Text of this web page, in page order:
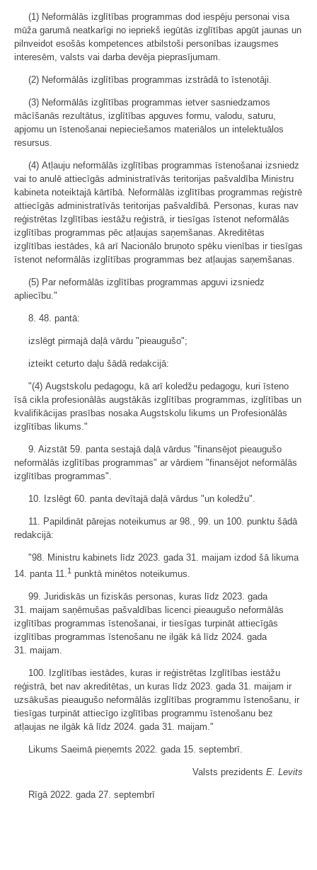
(1) Neformālās izglītības programmas dod iespēju personai visa
mūža garumā neatkarīgi no iepriekš iegūtās izglītības apgūt jaunas un
pilnveidot esošās kompetences atbilstoši personības izaugsmes
interesēm, valsts vai darba devēja pieprasījumam.
(2) Neformālās izglītības programmas izstrādā to īstenotāji.
(3) Neformālās izglītības programmas ietver sasniedzamos
mācīšanās rezultātus, izglītības apguves formu, valodu, saturu,
apjomu un īstenošanai nepieciešamos materiālos un intelektuālos
resursus.
(4) Atļauju neformālās izglītības programmas īstenošanai izsniedz
vai to anulē attiecīgās administratīvās teritorijas pašvaldība Ministru
kabineta noteiktajā kārtībā. Neformālās izglītības programmas reģistrē
attiecīgās administratīvās teritorijas pašvaldībā. Personas, kuras nav
reģistrētas Izglītības iestāžu reģistrā, ir tiesīgas īstenot neformālās
izglītības programmas pēc atļaujas saņemšanas. Akreditētas
izglītības iestādes, kā arī Nacionālo bruņoto spēku vienības ir tiesīgas
īstenot neformālās izglītības programmas bez atļaujas saņemšanas.
(5) Par neformālās izglītības programmas apguvi izsniedz
apliecību."
8. 48. pantā:
izslēgt pirmajā daļā vārdu "pieaugušo";
izteikt ceturto daļu šādā redakcijā:
"(4) Augstskolu pedagogu, kā arī koledžu pedagogu, kuri īsteno
īsā cikla profesionālās augstākās izglītības programmas, izglītības un
kvalifikācijas prasības nosaka Augstskolu likums un Profesionālās
izglītības likums."
9. Aizstāt 59. panta sestajā daļā vārdus "finansējot pieaugušo
neformālās izglītības programmas" ar vārdiem "finansējot neformālās
izglītības programmas".
10. Izslēgt 60. panta devītajā daļā vārdus "un koledžu".
11. Papildināt pārejas noteikumus ar 98., 99. un 100. punktu šādā
redakcijā:
"98. Ministru kabinets līdz 2023. gada 31. maijam izdod šā likuma
14. panta 11.1 punktā minētos noteikumus.
99. Juridiskās un fiziskās personas, kuras līdz 2023. gada
31. maijam saņēmušas pašvaldības licenci pieaugušo neformālās
izglītības programmas īstenošanai, ir tiesīgas turpināt attiecīgās
izglītības programmas īstenošanu ne ilgāk kā līdz 2024. gada
31. maijam.
100. Izglītības iestādes, kuras ir reģistrētas Izglītības iestāžu
reģistrā, bet nav akreditētas, un kuras līdz 2023. gada 31. maijam ir
uzsākušas pieaugušo neformālās izglītības programmu īstenošanu, ir
tiesīgas turpināt attiecīgo izglītības programmu īstenošanu bez
atļaujas ne ilgāk kā līdz 2024. gada 31. maijam."
Likums Saeimā pieņemts 2022. gada 15. septembrī.
Valsts prezidents E. Levits
Rīgā 2022. gada 27. septembrī